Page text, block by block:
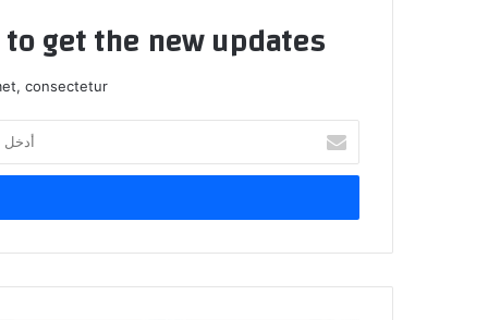
get the new updates!
consectetur.
بريدك
الإلكتروني